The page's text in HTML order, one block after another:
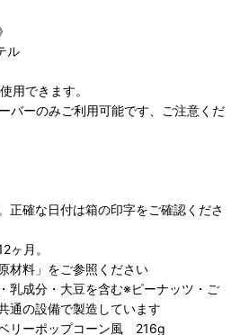
ル
できます。
バーのみご利用可能です、ご注意くだ
確な日付は箱の印字をご確認くださ
月。
料」をご参照ください
成分・大豆を含む※ピーナッツ・ご
通の設備で製造しています
ーポップコーン風 216g